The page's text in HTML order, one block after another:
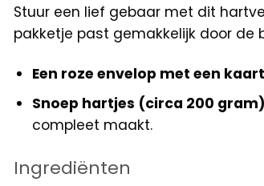
Stuur een lief gebaar met dit
pakketje past gemakkelijk door de
Een roze envelop met een
Snoep hartjes (circa 200
compleet maakt.
Ingrediënten